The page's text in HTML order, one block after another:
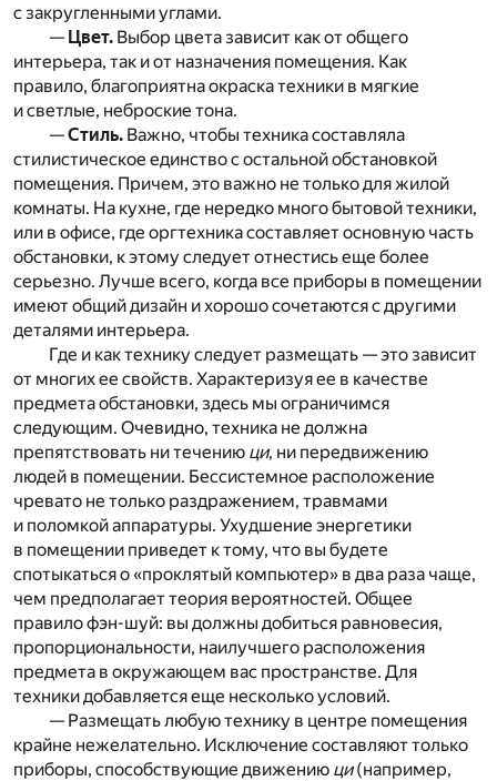
с закругленными углами.
— Цвет. Выбор цвета зависит как от общего
интерьера, так и от назначения помещения. Как
правило, благоприятна окраска техники в мягкие
и светлые, неброские тона.
—Стиль. Важно, чтобы техника составляла
стилистическое единство с остальной обстановкой
помещения. Причем, это важно не только для жилой
комнаты. На кухне, где нередко много бытовой техники,
или в офисе, где оргтехника составляет основную часть
обстановки, к этому следует отнестись еще более
серьезно. Лучше всего, когда все приборы в помещении
имеют общий дизайн и хорошо сочетаются с другими
деталями интерьера.
Где и как технику следует размещать — это зависит
от многих ее свойств. Характеризуя ее в качестве
предмета обстановки, здесь мы ограничимся
следующим. Очевидно, техника не должна
препятствовать ни течению ци, ни передвижению
людей в помещении. Бессистемное расположение
чревато не только раздражением, травмами
и поломкой аппаратуры. Ухудшение энергетики
в помещении приведет к тому, что вы будете
спотыкаться о «проклятый компьютер» в два раза чаще,
чем предполагает теория вероятностей. Общее
правило фэн-шуй: вы должны добиться равновесия,
пропорциональности, наилучшего расположения
предмета в окружающем вас пространстве. Для
техники добавляется еще несколько условий.
— Размещать любую технику в центре помещения
крайне нежелательно. Исключение составляют только
приборы, способствующие движению ци(например,